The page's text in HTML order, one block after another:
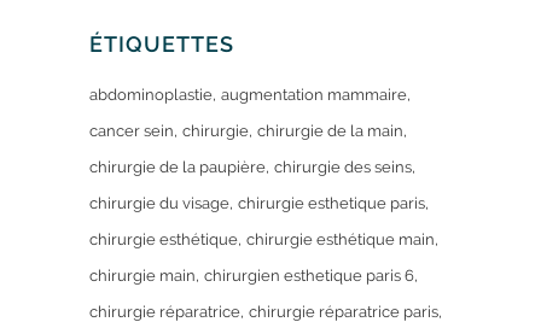
ÉTIQUETTES
abdominoplastie augmentation mammaire
cancer sein chirurgie chirurgie de la main
chirurgie de la paupière chirurgie des seins
chirurgie du visage chirurgie esthetique paris
chirurgie esthétique chirurgie esthétique main
chirurgie main chirurgien esthetique paris 6
chirurgie réparatrice chirurgie réparatrice paris